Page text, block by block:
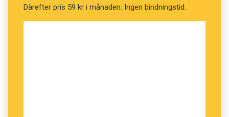
Därefter pris 59 kr i månaden. Ingen bindningstid.